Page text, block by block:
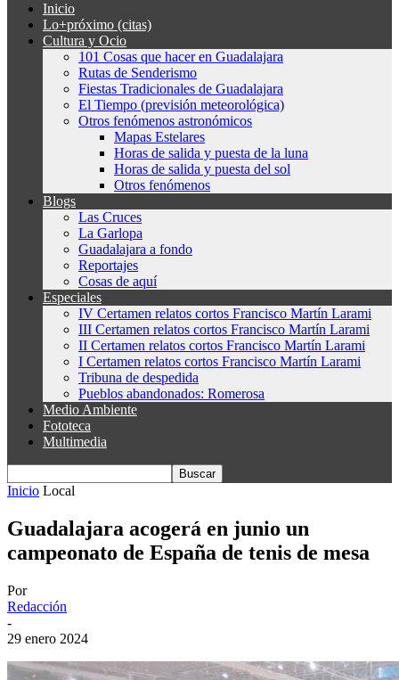
Inicio
Lo+próximo (citas)
Cultura y Ocio
101 Cosas que hacer en Guadalajara
Rutas de Senderismo
Fiestas Tradicionales de Guadalajara
El Tiempo (previsión meteorológica)
Otros fenómenos astronómicos
Mapas Estelares
Horas de salida y puesta de la luna
Horas de salida y puesta del sol
Otros fenómenos
Blogs
Las Cruces
La Garlopa
Guadalajara a fondo
Reportajes
Cosas de aquí
Especiales
IV Certamen relatos cortos Francisco Martín Larami
III Certamen relatos cortos Francisco Martín Larami
II Certamen relatos cortos Francisco Martín Larami
I Certamen relatos cortos Francisco Martín Larami
Tribuna de despedida
Pueblos abandonados: Romerosa
Medio Ambiente
Fototeca
Multimedia
Inicio Local
Guadalajara acogerá en junio un
campeonato de España de tenis de mesa
Por
Redacción
-
29 enero 2024